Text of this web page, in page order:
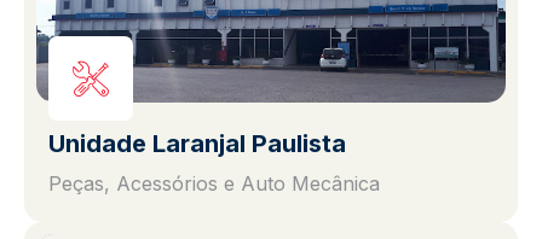
Unidade Laranjal Paulista
Peças, Acessórios e Auto Mecânica